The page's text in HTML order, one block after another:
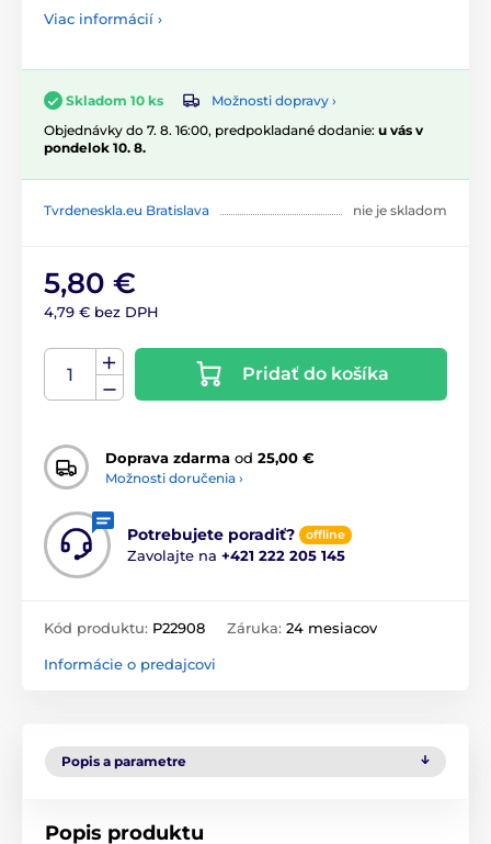
Viac informácií ›
Skladom 10 ks
Možnosti dopravy ›
Objednávky do 7. 8. 16:00, predpokladané dodanie: u vás v
pondelok 10. 8.
Tvrdeneskla.eu Bratislava nie je skladom
5,80 €
4,79 € bez DPH
Pridať do košíka
Doprava zdarma od 25,00 €
Možnosti doručenia ›
Potrebujete poradiť? offline
Zavolajte na +421 222 205 145
Kód produktu: P22908 Záruka: 24 mesiacov
Informácie o predajcovi
Popis a parametre
Popis produktu